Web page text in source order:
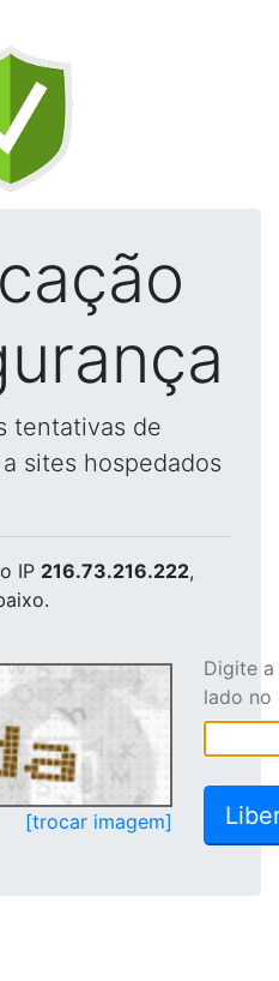
tentativas de
sites hospedados
IP 216.73.216.222,
[trocar imagem]
Digite
lado no